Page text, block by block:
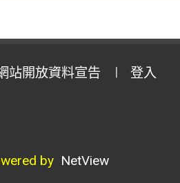
站開放資料宣告 登入
by NetView